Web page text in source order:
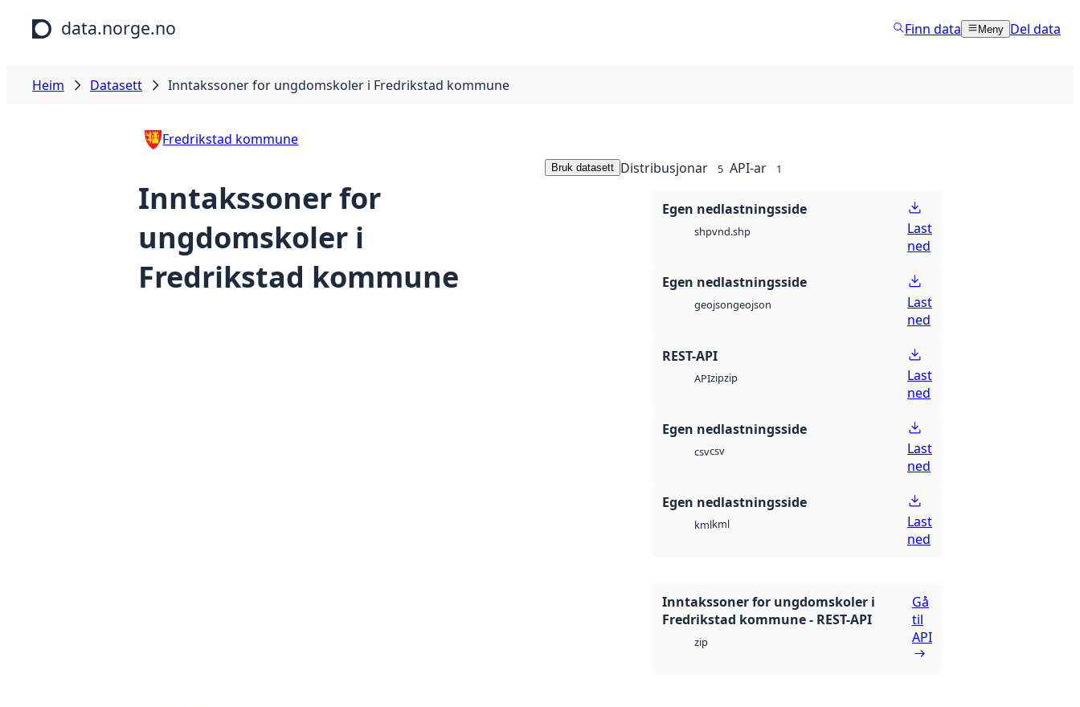
Hopp til hovudinnhald
data.norge.no Finn data Meny Del data
Heim Datasett Inntakssoner for ungdomskoler i Fredrikstad kommune
Fredrikstad kommune
Inntakssoner for
ungdomskoler i
Fredrikstad kommune
Bruk datasett Distribusjonar 5 API-ar 1
Egen nedlastningsside
shpvnd.shp
Last
ned
Egen nedlastningsside
geojsongeojson
Last
ned
REST-API
APIzipzip
Last
ned
Egen nedlastningsside
csvcsv
Last
ned
Egen nedlastningsside
kmlkml
Last
ned
Inntakssoner for ungdomskoler i
Fredrikstad kommune - REST-API
zip
Gå
til
API